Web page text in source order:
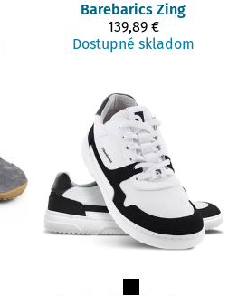
Barebarics Zing
139,89 €
Dostupné skladom